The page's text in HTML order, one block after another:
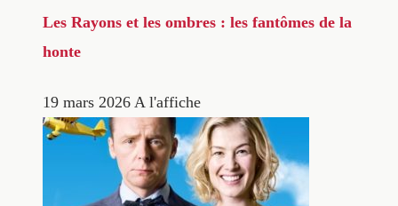
Les Rayons et les ombres : les fantômes de la
honte
19 mars 2026 A l'affiche